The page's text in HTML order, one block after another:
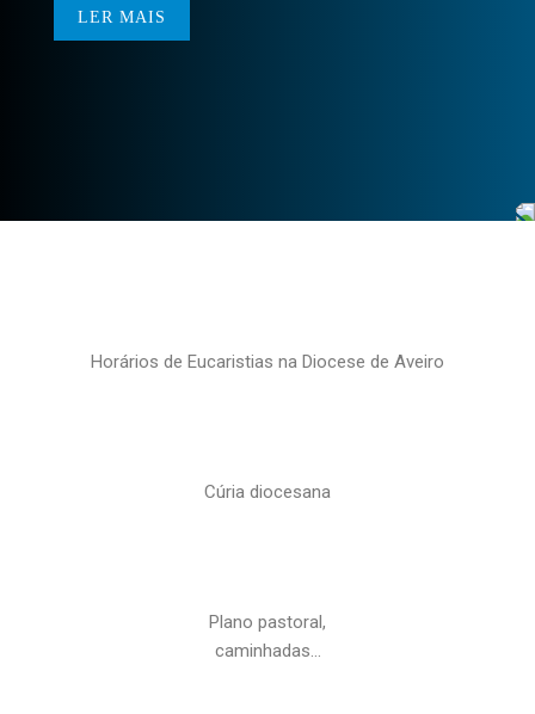
LER MAIS
Horários de Eucaristias na Diocese de Aveiro
Cúria diocesana
Plano pastoral,
caminhadas…